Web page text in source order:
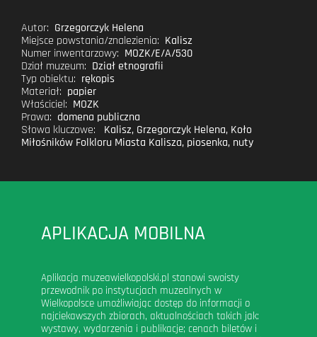
Autor: Grzegorczyk Helena
Miejsce powstania/znalezienia: Kalisz
Numer inwentarzowy: MOZK/E/A/530
Dział muzeum: Dział etnografii
Typ obiektu: rękopis
Materiał: papier
Właściciel: MOZK
Prawa: domena publiczna
Słowa kluczowe:
Kalisz, Grzegorczyk Helena, Koło
Miłośników Folkloru Miasta Kalisza, piosenka, nuty
APLIKACJA MOBILNA
Aplikacja muzeawielkopolski.pl stanowi swoisty
przewodnik po instytucjach muzealnych w
Wielkopolsce umożliwiając dostęp do informacji o
najciekawszych zbiorach, aktualnościach takich jak:
wystawy, wydarzenia i publikacje; cenach biletów i